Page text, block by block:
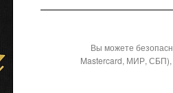
Вы можете
Mastercard, МИР, СБП),